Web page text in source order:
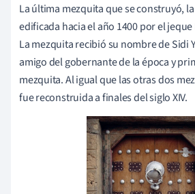
La última mezquita que se construyó,
edificada hacia el año 1400 por el
La mezquita recibió su nombre de Sidi
amigo del gobernante de la época y
mezquita. Al igual que las otras dos
fue reconstruida a finales del siglo XIV.